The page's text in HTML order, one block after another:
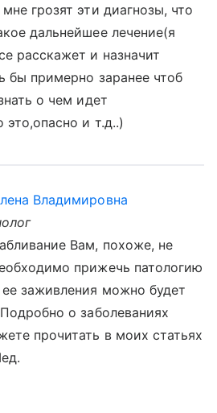
грозят эти диагнозы, что
дальнейшее лечение(я
расскажет и назначит
бы примерно заранее чтоб
о чем идет
это,опасно и т.д..)
Владимировна
Вам, похоже, не
прижечь патологию
заживления можно будет
о заболеваниях
прочитать в моих статьях